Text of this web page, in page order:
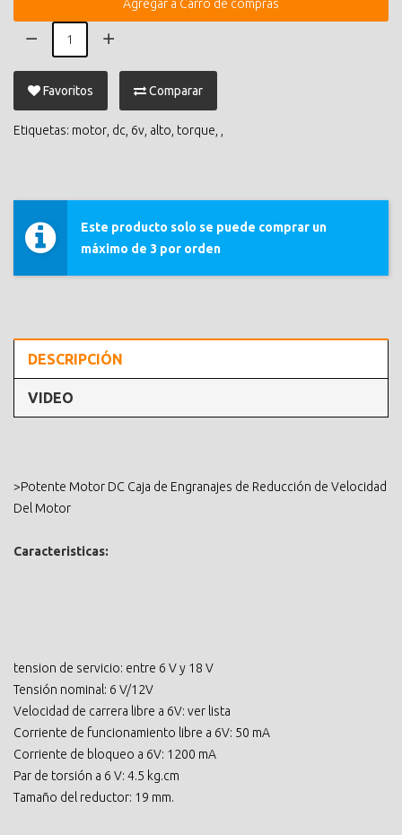
Agregar a Carro de compras
Favoritos Comparar
Etiquetas: motor dc 6v alto torque
Este producto solo se puede comprar un
máximo de 3 por orden
DESCRIPCIÓN
VIDEO
>Potente Motor DC Caja de Engranajes de Reducción de Velocidad
Del Motor
Caracteristicas:
tension de servicio: entre 6 V y 18 V
Tensión nominal: 6 V/12V
Velocidad de carrera libre a 6V: ver lista
Corriente de funcionamiento libre a 6V: 50 mA
Corriente de bloqueo a 6V: 1200 mA
Par de torsión a 6 V: 4.5 kg.cm
Tamaño del reductor: 19 mm.